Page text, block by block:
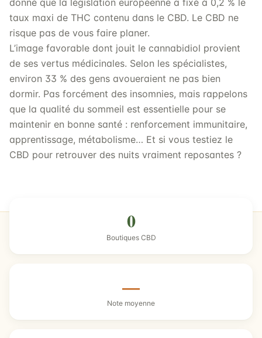
donné que la législation européenne a fixé à 0,2 % le
taux maxi de THC contenu dans le CBD. Le CBD ne
risque pas de vous faire planer.
L’image favorable dont jouit le cannabidiol provient
de ses vertus médicinales. Selon les spécialistes,
environ 33 % des gens avoueraient ne pas bien
dormir. Pas forcément des insomnies, mais rappelons
que la qualité du sommeil est essentielle pour se
maintenir en bonne santé : renforcement immunitaire,
apprentissage, métabolisme… Et si vous testiez le
CBD pour retrouver des nuits vraiment reposantes ?
0
Boutiques CBD
—
Note moyenne